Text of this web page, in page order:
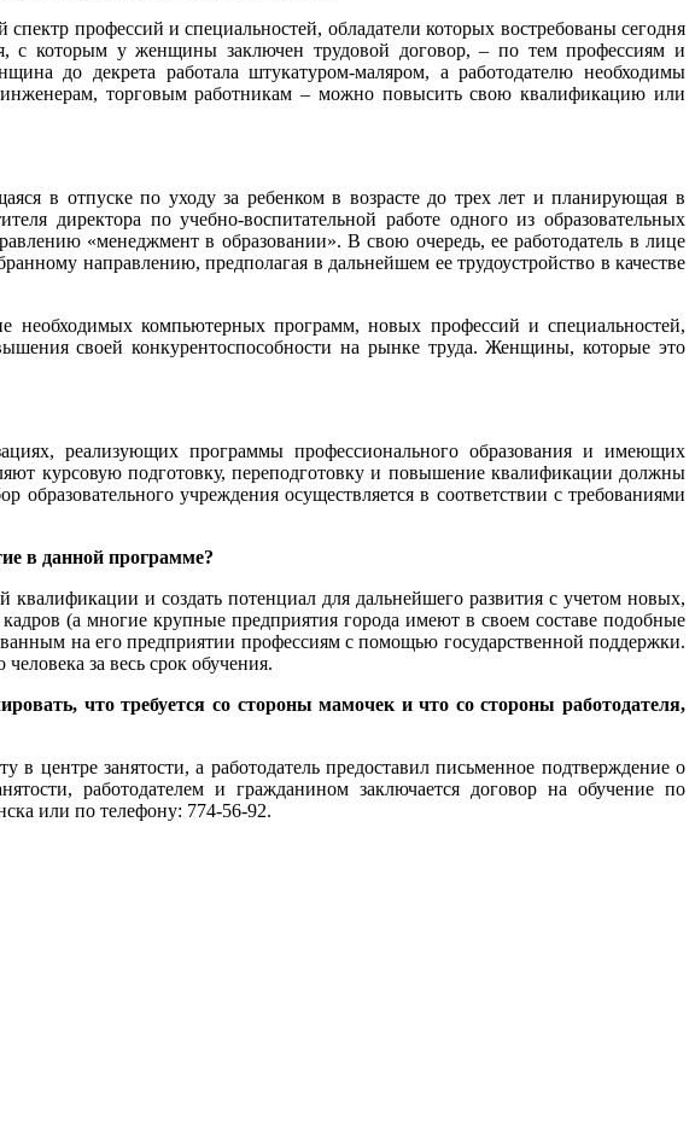
профессий и специальностей, обладатели которых востребованы сегодня
с которым у женщины заключен трудовой договор, – по тем профессиям и
до декрета работала штукатуром-маляром, а работодателю необходимы
торговым работникам – можно повысить свою квалификацию или
в отпуске по уходу за ребенком в возрасте до трех лет и планирующая в
директора по учебно-воспитательной работе одного из образовательных
«менеджмент в образовании». В свою очередь, ее работодатель в лице
направлению, предполагая в дальнейшем ее трудоустройство в качестве
необходимых компьютерных программ, новых профессий и специальностей,
своей конкурентоспособности на рынке труда. Женщины, которые это
реализующих программы профессионального образования и имеющих
курсовую подготовку, переподготовку и повышение квалификации должны
учреждения осуществляется в соответствии с требованиями
в данной программе?
и создать потенциал для дальнейшего развития с учетом новых,
(а многие крупные предприятия города имеют в своем составе подобные
на его предприятии профессиям с помощью государственной поддержки.
за весь срок обучения.
что требуется со стороны мамочек и что со стороны работодателя,
занятости, а работодатель предоставил письменное подтверждение о
работодателем и гражданином заключается договор на обучение по
или по телефону: 774-56-92.